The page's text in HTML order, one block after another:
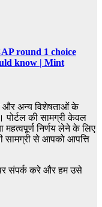
round 1 choice
know | Mint
और अन्य विशेषताओं के
पोर्टल की सामग्री केवल
निर्णय लेने के लिए
सामग्री से आपको आपत्ति
संपर्क करे और हम उसे